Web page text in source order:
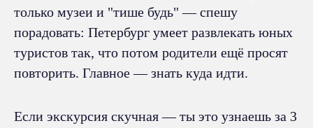
только музеи и "тише будь" — спешу
порадовать: Петербург умеет развлекать юных
туристов так, что потом родители ещё просят
повторить. Главное — знать куда идти.
Если экскурсия скучная — ты это узнаешь за 3